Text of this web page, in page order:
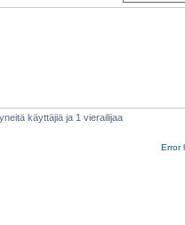
käyttäjiä ja 1 vierailijaa
Error